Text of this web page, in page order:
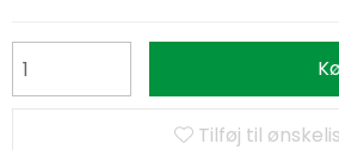
Tilføj til